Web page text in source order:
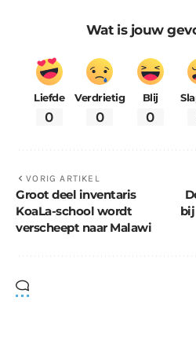
Wat is jouw
Liefde
0
Verdrietig
0
Blij
0
VORIG ARTIKEL
Groot deel inventaris
KoaLa-school wordt
verscheept naar Malawi